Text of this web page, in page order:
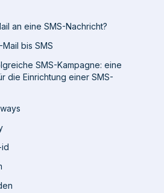
an eine SMS-Nachricht?
bis SMS
SMS-Kampagne: eine
die Einrichtung einer SMS-